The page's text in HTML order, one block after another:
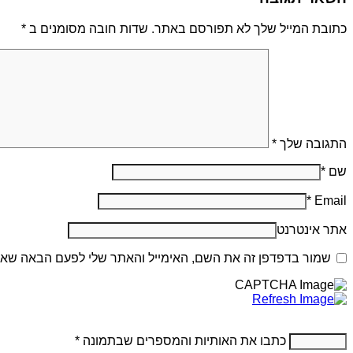
כתובת המייל שלך לא תפורסם באתר. שדות חובה מסומנים ב *
התגובה שלך *
שם *
Email
*
אתר אינטרנט
שמור בדפדפן זה את השם, האימייל והאתר שלי לפעם הבאה
כתבו את האותיות והמספרים שבתמונה *